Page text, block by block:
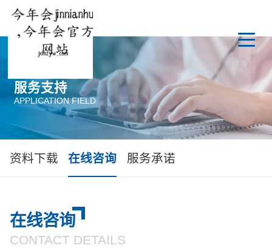
服务支持
APPLICATION FIELD
资料下载 在线咨询 服务承诺
在线咨询
CONTACT DETAILS